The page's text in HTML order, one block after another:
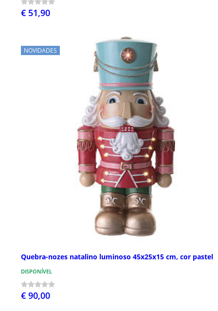
€ 51,90
NOVIDADES
Quebra-nozes natalino luminoso 45x25x15 cm, cor pastel
DISPONÍVEL
€ 90,00